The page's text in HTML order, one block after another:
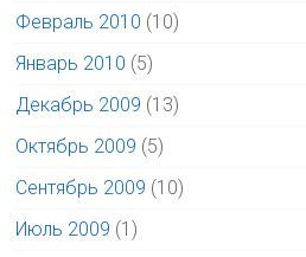
Февраль 2010 (10)
Январь 2010 (5)
Декабрь 2009 (13)
Октябрь 2009 (5)
Сентябрь 2009 (10)
Июль 2009 (1)